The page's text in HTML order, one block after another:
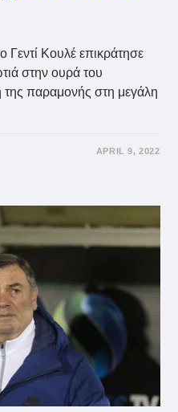
Γεντί Κουλέ επικράτησε
στην ουρά του
παραμονής στη μεγάλη
APRIL 9, 2022